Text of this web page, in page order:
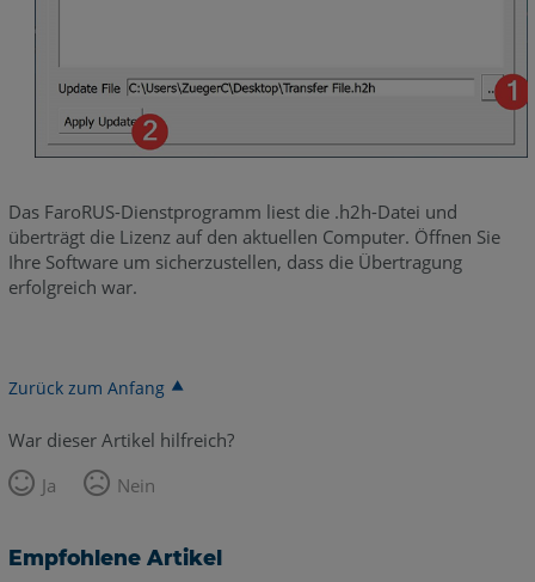
Das FaroRUS-Dienstprogramm liest die .h2h-Datei und
überträgt die Lizenz auf den aktuellen Computer. Öffnen Sie
Ihre Software um sicherzustellen, dass die Übertragung
erfolgreich war.
Zurück zum Anfang
War dieser Artikel hilfreich?
Ja
Nein
Empfohlene Artikel